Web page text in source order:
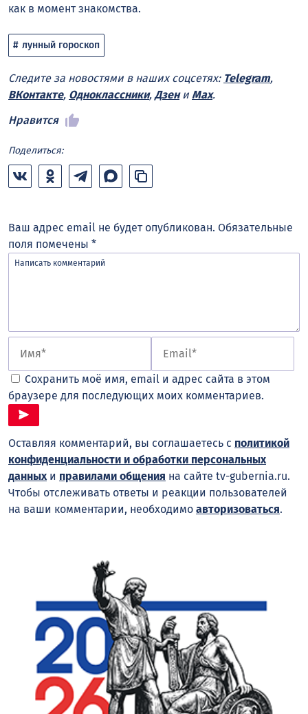
как в момент знакомства.
лунный гороскоп
Следите за новостями в наших соцсетях: Telegram,
ВКонтакте, Одноклассники, Дзени Max.
Нравится
Поделиться:
Ваш адрес email не будет опубликован. Обязательные
поля помечены *
Сохранить моё имя, email и адрес сайта в этом
браузере для последующих моих комментариев.
Оставляя комментарий, вы соглашаетесь с политикой
конфиденциальности и обработки персональных
данных и правилами общения на сайте tv-gubernia.ru.
Чтобы отслеживать ответы и реакции пользователей
на ваши комментарии, необходимо авторизоваться.